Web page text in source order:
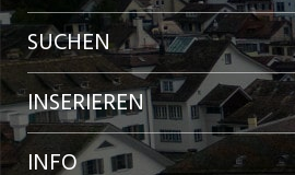
SUCHEN
Jobs im Kanton Zürich
Jobs in der Stadt Zürich
INSERIEREN
Preise und Leistungen
INFO